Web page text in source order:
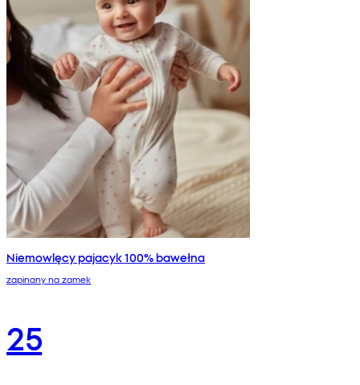
Niemowlęcy pajacyk 100% bawełna
zapinany na zamek
25